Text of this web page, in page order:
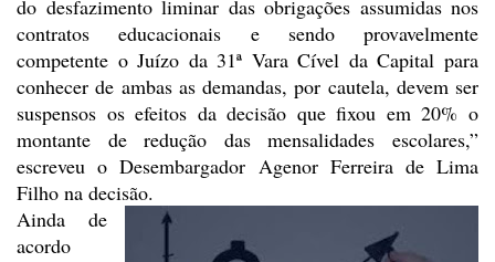
do desfazimento liminar das obrigações assumidas nos
contratos educacionais e sendo provavelmente
competente o Juízo da 31ª Vara Cível da Capital para
conhecer de ambas as demandas, por cautela, devem ser
suspensos os efeitos da decisão que fixou em 20% o
montante deredução das mensalidades escolares,”
escreveu o Desembargador AgenorFerreira de Lima
Filho na decisão.
Ainda de
acordo